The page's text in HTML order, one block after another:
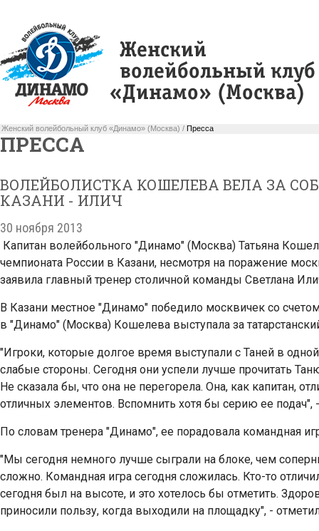
Женский волейбольный клуб «Динамо» (Москва) / Пресса
ПРЕССА
ВОЛЕЙБОЛИСТКА КОШЕЛЕВА ВЕЛА ЗА
КАЗАНИ - ИЛИЧ
30 ноября 2013
Капитан волейбольного "Динамо" (Москва) Татьяна
чемпионата России в Казани, несмотря на поражение
заявила главный тренер столичной команды Светлана
В Казани местное "Динамо" победило москвичек со
в "Динамо" (Москва) Кошелева выступала за
"Игроки, которые долгое время выступали с Таней в
слабые стороны. Сегодня они успели лучше прочитать
Не сказала бы, что она не перегорела. Она, как капитан,
отличных элементов. Вспомнить хотя бы серию ее подач",
По словам тренера "Динамо", ее порадовала командная
"Мы сегодня немного лучше сыграли на блоке, чем
сложно. Командная игра сегодня сложилась. Кто-то
сегодня был на высоте, и это хотелось бы отметить.
приносили пользу, когда выходили на площадку", -